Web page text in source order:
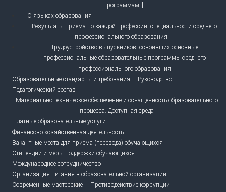
программам
О языках образования
Результаты приема по каждой профессии, специальности среднего
профессионального образования
Трудоустройство выпускников, освоивших основные
профессиональные образовательные программы среднего
профессионального образования
Образовательные стандарты и требования
Руководство
Педагогический состав
Материально-техническое обеспечение и оснащенность образовательного
процесса. Доступная среда
Платные образовательные услуги
Финансово-хозяйственная деятельность
Вакантные места для приема (перевода) обучающихся
Стипендии и меры поддержки обучающихся
Международное сотрудничество
Организация питания в образовательной организации
Современные мастерские
Противодействие коррупции